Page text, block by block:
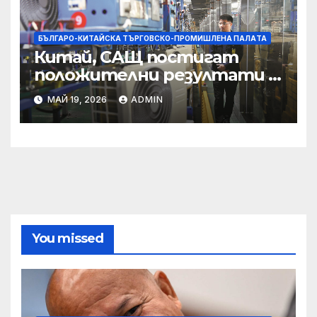
престъпност
БЪЛГАРО-КИТАЙСКА ТЪРГОВСКО-ПРОМИШЛЕНА ПАЛAТА
Китай, САЩ постигат
положителни резултати в
икономическите и
търговски консултации:
министерство
МАЙ 19, 2026 ADMIN
You missed